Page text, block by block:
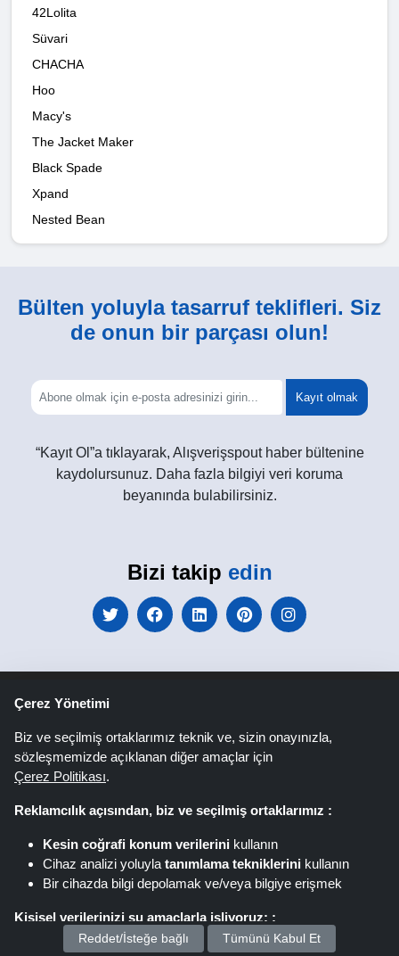
42Lolita
Süvari
CHACHA
Hoo
Macy's
The Jacket Maker
Black Spade
Xpand
Nested Bean
Bülten yoluyla tasarruf teklifleri. Siz
de onun bir parçası olun!
Kayıt olmak
“Kayıt Ol”a tıklayarak, Alışverişspout haber bültenine
kaydolursunuz. Daha fazla bilgiyi veri koruma
beyanında bulabilirsiniz.
Bizi takip edin
Shoppingspout.com/tr
Shoppingspout AU Shoppingspout FR
Livrecupom Shoppingspout DE
Shoppingspout PL Codicegratuito
Shoppingspout SE Shoppingspout DK
Çerez Yönetimi
Biz ve seçilmiş ortaklarımız teknik ve, sizin onayınızla,
sözleşmemizde açıklanan diğer amaçlar için
Çerez Politikası.
Reklamcılık açısından, biz ve seçilmiş ortaklarımız :
Kesin coğrafi konum verilerini kullanın
Cihaz analizi yoluyla tanımlama tekniklerini kullanın
Bir cihazda bilgi depolamak ve/veya bilgiye erişmek
Kişisel verilerinizi şu amaçlarla işliyoruz: :
Kişiselleştirilmiş reklamlar ve içerik sunun
Reddet/İsteğe bağlı Tümünü Kabul Et